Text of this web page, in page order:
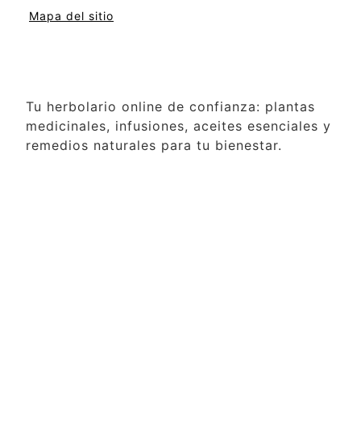
Mapa del sitio
Tu herbolario online de confianza: plantas
medicinales, infusiones, aceites esenciales y
remedios naturales para tu bienestar.